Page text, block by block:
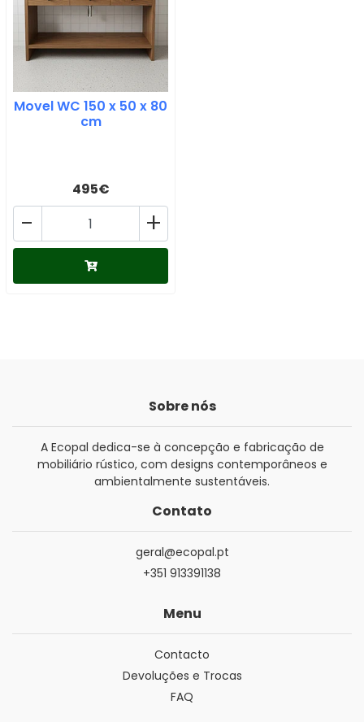
Movel WC 150 x 50 x 80
cm
495€
+
-
Sobre nós
A Ecopal dedica-se à concepção e fabricação de
mobiliário rústico, com designs contemporâneos e
ambientalmente sustentáveis.
Contato
geral@ecopal.pt
+351 913391138
Menu
Contacto
Devoluções e Trocas
FAQ